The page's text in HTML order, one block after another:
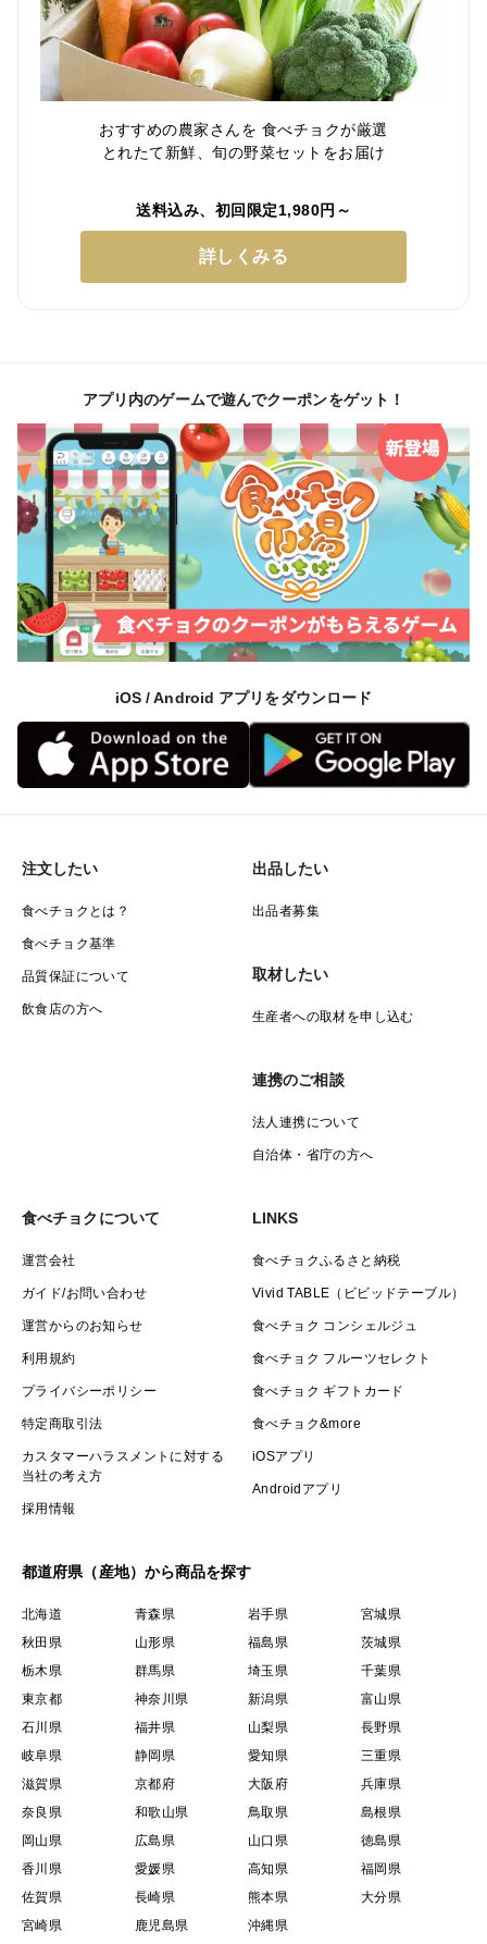
おすすめの農家さんを 食べチョクが厳選
とれたて新鮮、旬の野菜セットをお届け
送料込み、初回限定1,980円～
詳しくみる
アプリ内のゲームで遊んでクーポンをゲット！
iOS / Android アプリをダウンロード
注文したい
食べチョクとは？
食べチョク基準
品質保証について
飲食店の方へ
出品したい
出品者募集
取材したい
生産者への取材を申し込む
連携のご相談
法人連携について
自治体・省庁の方へ
食べチョクについて
運営会社
ガイド/お問い合わせ
運営からのお知らせ
利用規約
プライバシーポリシー
特定商取引法
カスタマーハラスメントに対する
当社の考え方
採用情報
LINKS
食べチョクふるさと納税
Vivid TABLE（ビビッドテーブル）
食べチョク コンシェルジュ
食べチョク フルーツセレクト
食べチョク ギフトカード
食べチョク&more
iOSアプリ
Androidアプリ
都道府県（産地）から商品を探す
北海道 青森県 岩手県
宮城県
秋田県
山形県 福島県
茨城県
栃木県
群馬県 埼玉県
千葉県
東京都
神奈川県 新潟県
富山県
石川県
福井県 山梨県
長野県
岐阜県
静岡県 愛知県
三重県
滋賀県
京都府 大阪府
兵庫県
奈良県
和歌山県 鳥取県
島根県
岡山県
広島県 山口県
徳島県
香川県
愛媛県 高知県
福岡県
佐賀県
長崎県 熊本県
大分県
宮崎県
鹿児島県 沖縄県